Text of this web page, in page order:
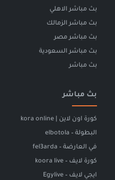
بث مباشر الاهلي
بث مباشر الزمالك
بث مباشر مصر
بث مباشر السعودية
بث مباشر
بث مباشر
كورة اون لاين | kora online
البطولة – elbotola
في العارضة – fel3arda
كورة لايف – koora live
ايجي لايف – Egylive